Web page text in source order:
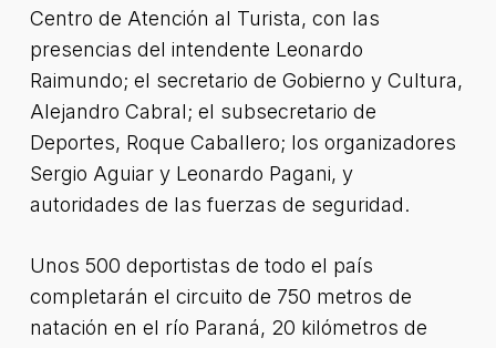
Centro de Atención al Turista, con las
presencias del intendente Leonardo
Raimundo; el secretario de Gobierno y Cultura,
Alejandro Cabral; el subsecretario de
Deportes, Roque Caballero; los organizadores
Sergio Aguiar y Leonardo Pagani, y
autoridades de las fuerzas de seguridad.
Unos 500 deportistas de todo el país
completarán el circuito de 750 metros de
natación en el río Paraná, 20 kilómetros de